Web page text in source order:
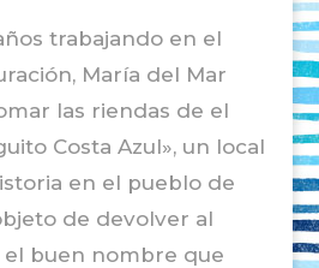
trabajando en el
María del Mar
las riendas de el
Costa Azul», un local
en el pueblo de
de devolver al
buen nombre que